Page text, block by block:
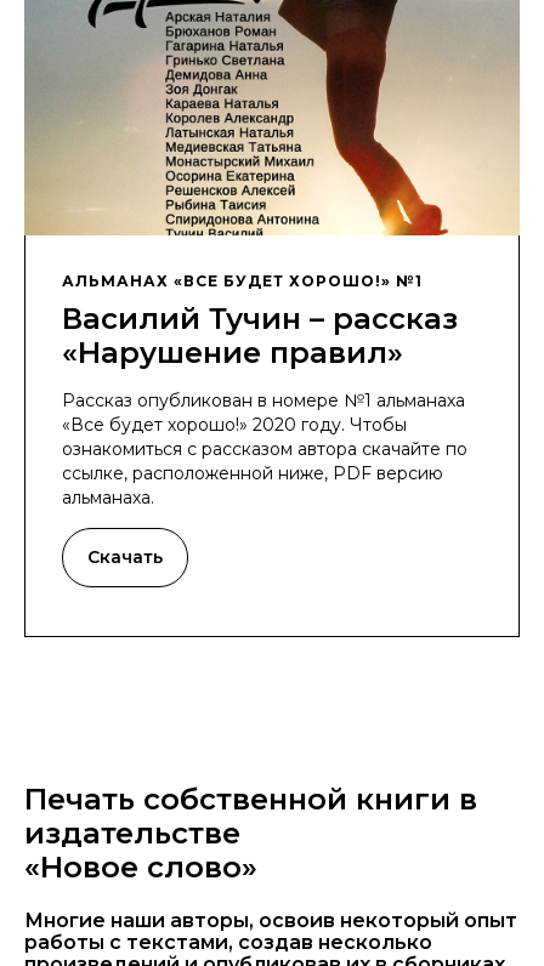
АЛЬМАНАХ «ВСЕ БУДЕТ ХОРОШО!» №1
Василий Тучин – рассказ
«Нарушение правил»
Рассказ опубликован в номере №1 альманаха
«Все будет хорошо!» 2020 году. Чтобы
ознакомиться с рассказом автора скачайте по
ссылке, расположенной ниже, PDF версию
альманаха.
Скачать
Печать собственной книги в
издательстве
«Новое слово»
Многие наши авторы, освоив некоторый опыт
работы с текстами, создав несколько